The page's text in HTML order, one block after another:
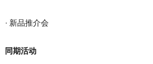
· 新品推介会
同期活动